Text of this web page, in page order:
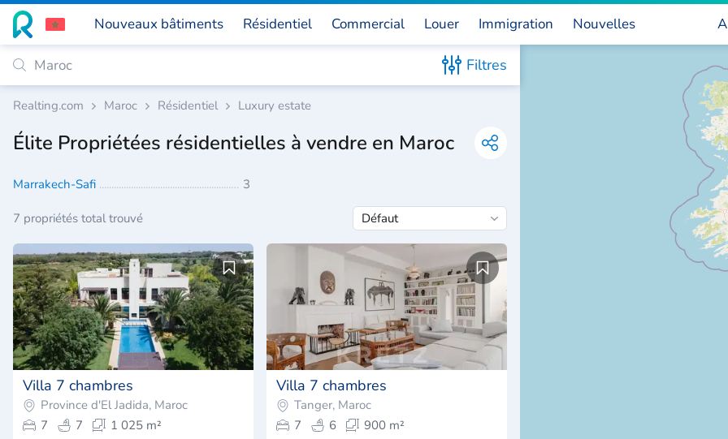
Nouveaux bâtiments Résidentiel Commercial Louer Immigration Nouvelles
Filtres
Realting.com Maroc Résidentiel Luxury estate
Élite Propriétées résidentielles à vendre en Maroc
Marrakech-Safi 3
7 propriétés total trouvé
Villa 7 chambres
Province d'El Jadida, Maroc
7
7 1 025 m²
Villa 7 chambres
Tanger, Maroc
7
6
900 m²